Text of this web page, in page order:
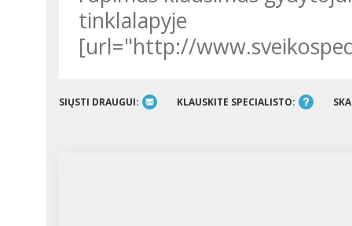
tinklalapyje
[url="http://
SIŲSTI DRAUGUI: KLAUSKITE SPECIALISTO: